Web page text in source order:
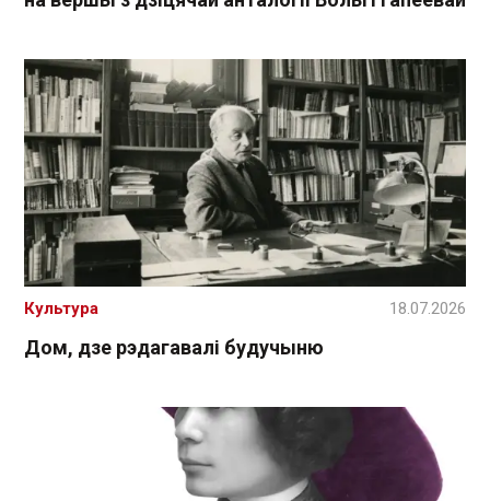
Дом, дзе рэдагавалі будучыню
Культура 18.07.2026